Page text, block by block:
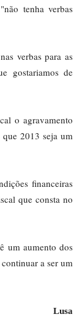
tenha verbas
verbas para as
gostariamos de
o agravamento
que 2013 seja um
financeiras
que consta no
um aumento dos
a ser um
Lusa